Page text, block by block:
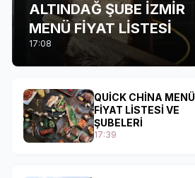
ALTINDAĞ ŞUBE İZMİR
MENÜ FİYAT LİSTESİ
17:08
QUİCK CHİNA MENÜ
FİYAT LİSTESİ VE
ŞUBELERİ
17:39